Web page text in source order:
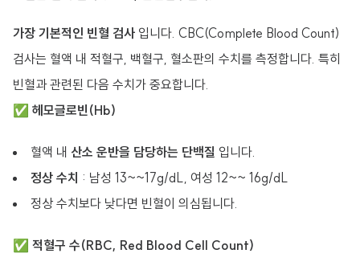
가장 기본적인 빈혈 검사 입니다. CBC(Complete Blood Count)
검사는 혈액 내 적혈구, 백혈구, 혈소판의 수치를 측정합니다. 특히
빈혈과 관련된 다음 수치가 중요합니다.
✅ 헤모글로빈(Hb)
혈액 내 산소 운반을 담당하는 단백질 입니다.
정상 수치 : 남성 13~~17g/dL, 여성 12~~ 16g/dL
정상 수치보다 낮다면 빈혈이 의심됩니다.
✅ 적혈구 수(RBC, Red Blood Cell Count)